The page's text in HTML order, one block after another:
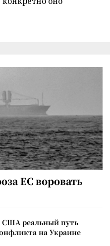
ЕС воровать
США реальный путь
на Украине